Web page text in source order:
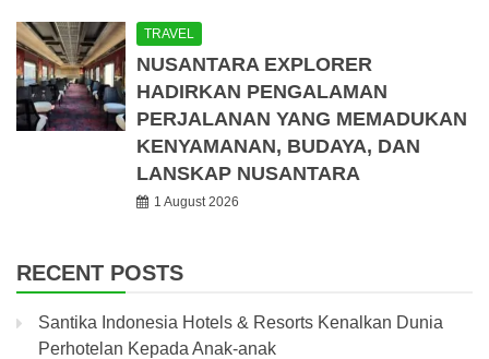
TRAVEL
NUSANTARA EXPLORER
HADIRKAN PENGALAMAN
PERJALANAN YANG MEMADUKAN
KENYAMANAN, BUDAYA, DAN
LANSKAP NUSANTARA
1 August 2026
RECENT POSTS
Santika Indonesia Hotels & Resorts Kenalkan Dunia
Perhotelan Kepada Anak-anak